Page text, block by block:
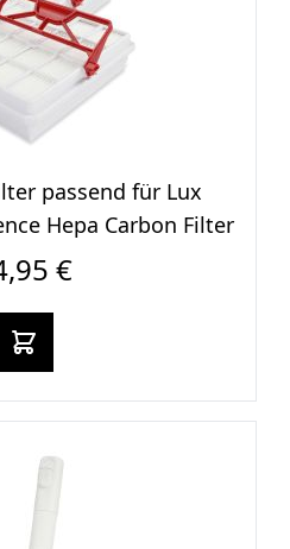
passend für Lux
Hepa Carbon Filter
€
In den warenkorb